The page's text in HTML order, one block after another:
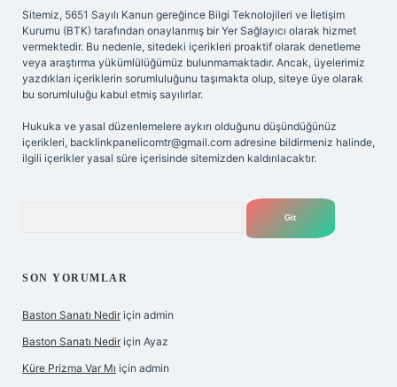
Sitemiz, 5651 Sayılı Kanun gereğince Bilgi Teknolojileri ve İletişim
Kurumu (BTK) tarafından onaylanmış bir Yer Sağlayıcı olarak hizmet
vermektedir. Bu nedenle, sitedeki içerikleri proaktif olarak denetleme
veya araştırma yükümlülüğümüz bulunmamaktadır. Ancak, üyelerimiz
yazdıkları içeriklerin sorumluluğunu taşımakta olup, siteye üye olarak
bu sorumluluğu kabul etmiş sayılırlar.
Hukuka ve yasal düzenlemelere aykırı olduğunu düşündüğünüz
içerikleri, backlinkpanelicomtr@gmail.com adresine bildirmeniz halinde,
ilgili içerikler yasal süre içerisinde sitemizden kaldırılacaktır.
SON YORUMLAR
Baston Sanatı Nedir için admin
Baston Sanatı Nedir için Ayaz
Küre Prizma Var Mı için admin